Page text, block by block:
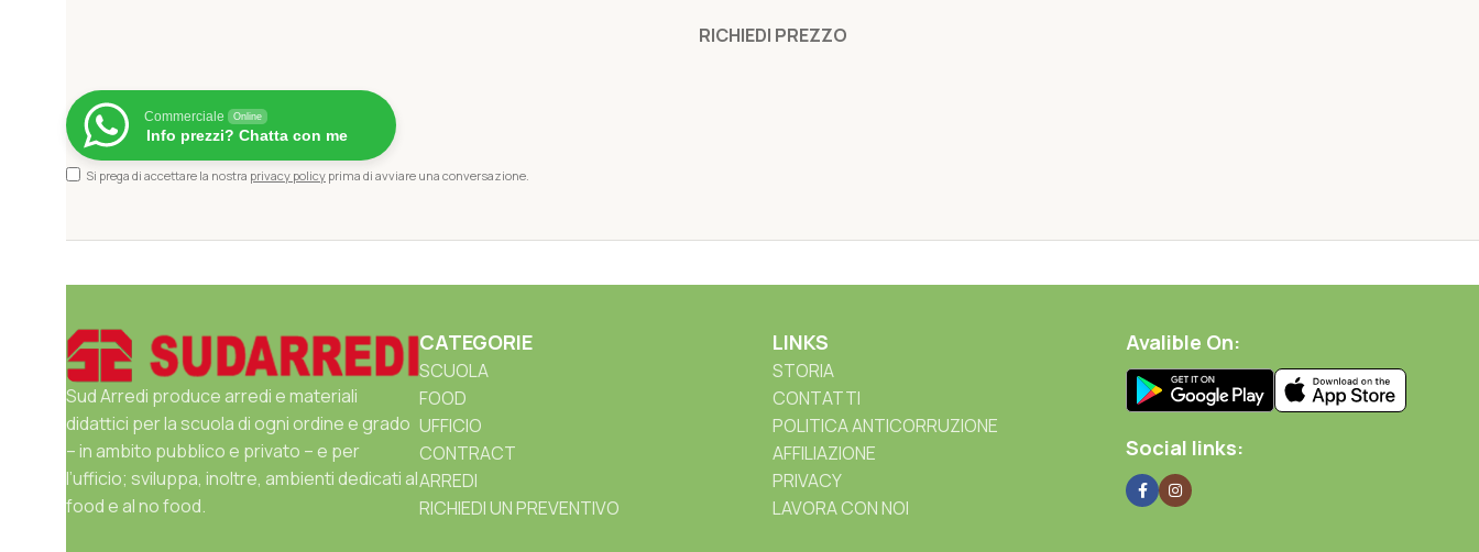
RICHIEDI PREZZO
Commerciale Online
Info prezzi? Chatta con me
Si prega di accettare la nostra privacy policy prima di avviare una conversazione.
Sud Arredi produce arredi e materiali
didattici per la scuola di ogni ordine e grado
– in ambito pubblico e privato – e per
l’ufficio; sviluppa, inoltre, ambienti dedicati al
food e al no food.
CATEGORIE
SCUOLA
FOOD
UFFICIO
CONTRACT
ARREDI
RICHIEDI UN PREVENTIVO
LINKS
STORIA
CONTATTI
POLITICA ANTICORRUZIONE
AFFILIAZIONE
PRIVACY
LAVORA CON NOI
Avalible On:
Social links: